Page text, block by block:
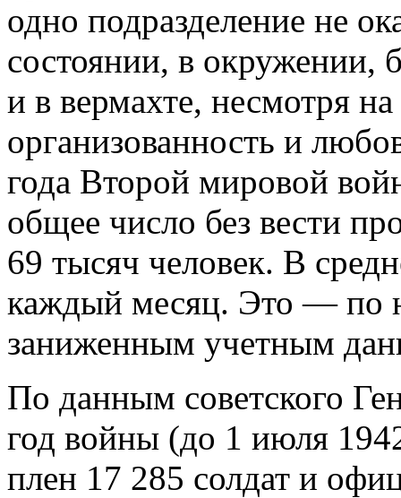
одно подразделение не
состоянии, в окружении,
и в вермахте, несмотря
организованность и
года Второй мировой
общее число без вести
69 тысяч человек. В
каждый месяц. Это — по
заниженным учетным
По данным советского
год войны (до 1 июля
плен 17 285 солдат и